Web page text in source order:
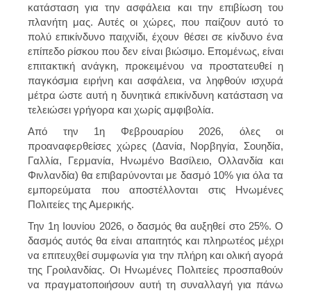
κατάσταση για την ασφάλεια και την επιβίωση του
πλανήτη μας. Αυτές οι χώρες, που παίζουν αυτό το
πολύ επικίνδυνο παιχνίδι, έχουν θέσει σε κίνδυνο ένα
επίπεδο ρίσκου που δεν είναι βιώσιμο. Επομένως, είναι
επιτακτική ανάγκη, προκειμένου να προστατευθεί η
παγκόσμια ειρήνη και ασφάλεια, να ληφθούν ισχυρά
μέτρα ώστε αυτή η δυνητικά επικίνδυνη κατάσταση να
τελειώσει γρήγορα και χωρίς αμφιβολία.
Από την 1η Φεβρουαρίου 2026, όλες οι
προαναφερθείσες χώρες (Δανία, Νορβηγία, Σουηδία,
Γαλλία, Γερμανία, Ηνωμένο Βασίλειο, Ολλανδία και
Φινλανδία) θα επιβαρύνονται με δασμό 10% για όλα τα
εμπορεύματα που αποστέλλονται στις Ηνωμένες
Πολιτείες της Αμερικής.
Την 1η Ιουνίου 2026, ο δασμός θα αυξηθεί στο 25%. Ο
δασμός αυτός θα είναι απαιτητός και πληρωτέος μέχρι
να επιτευχθεί συμφωνία για την πλήρη και ολική αγορά
της Γροιλανδίας. Οι Ηνωμένες Πολιτείες προσπαθούν
να πραγματοποιήσουν αυτή τη συναλλαγή για πάνω